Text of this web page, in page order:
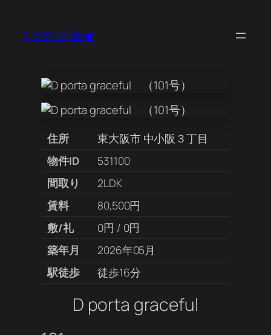
NAOSU不動産
住所
東大阪市 中小阪３丁目
物件ID
531100
間取り
2LDK
賃料
80,500円
敷/礼
0円 / 0円
築年月
2026年05月
駅徒歩
徒歩16分
D porta graceful